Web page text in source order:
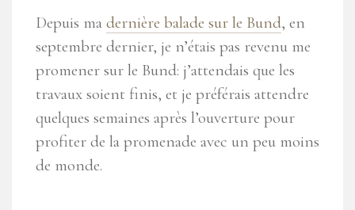
Depuis ma dernière balade sur le Bund, en
septembre dernier, je n’étais pas revenu me
promener sur le Bund: j’attendais que les
travaux soient finis, et je préférais attendre
quelques semaines après l’ouverture pour
profiter de la promenade avec un peu moins
de monde.